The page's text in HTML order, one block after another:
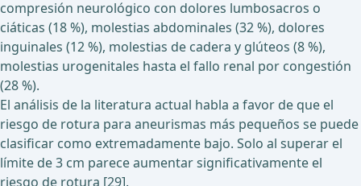
compresión neurológico con dolores lumbosacros o
ciáticas (18 %), molestias abdominales (32 %), dolores
inguinales (12 %), molestias de cadera y glúteos (8 %),
molestias urogenitales hasta el fallo renal por congestión
(28 %).
El análisis de la literatura actual habla a favor de que el
riesgo de rotura para aneurismas más pequeños se puede
clasificar como extremadamente bajo. Solo al superar el
límite de 3 cm parece aumentar significativamente el
riesgo de rotura [29].